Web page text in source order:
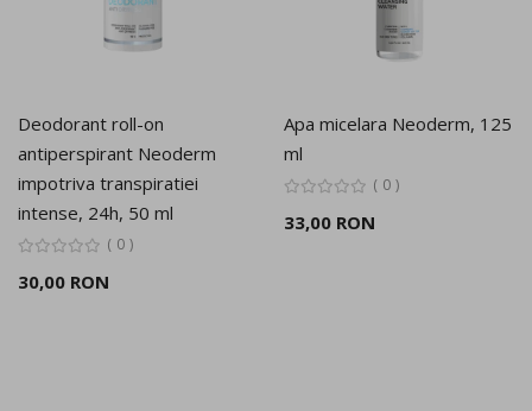
Deodorant roll-on
antiperspirant Neoderm
impotriva transpiratiei
intense, 24h, 50 ml
0
30,00 RON
Apa micelara Neoderm, 125
ml
0
33,00 RON